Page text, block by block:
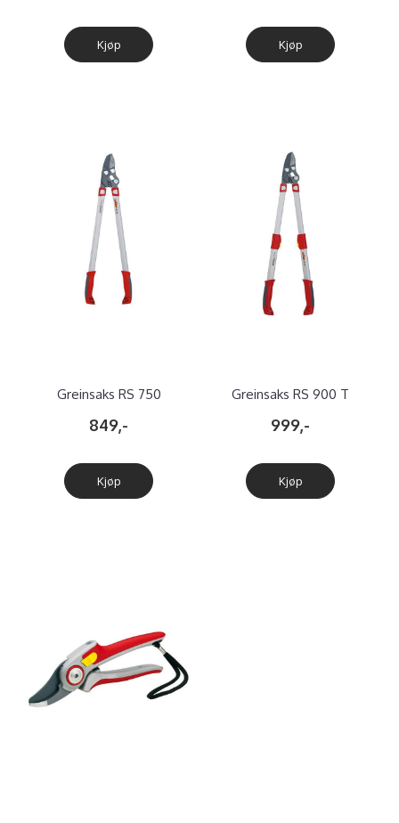
Kjøp Kjøp
Greinsaks RS 750
849,-
Kjøp
Greinsaks RS 900 T
TELESKOPISK RS900 T
999,-
Kjøp